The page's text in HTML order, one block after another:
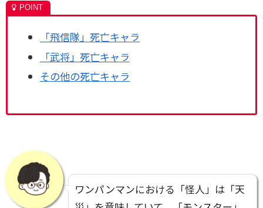
「飛信隊」死亡キャラ
「武将」死亡キャラ
その他の死亡キャラ
ワンパンマンにおける「怪人」は「天